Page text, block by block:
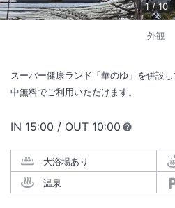
1 /10
外観
スーパー健康ランド「華のゆ」を併設
中無料でご利用いただけます。
IN チェックイン
15:00 / OUT チェックアウト
10:00
大浴場あり
温泉